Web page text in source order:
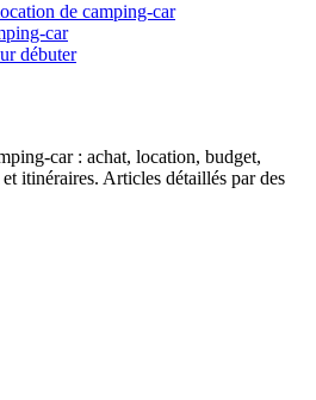
de camping-car
car
débuter
car : achat, location, budget,
itinéraires. Articles détaillés par des